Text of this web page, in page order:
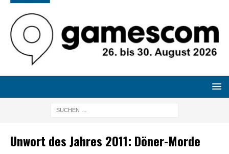
Unwort des Jahres 2011: Döner-Morde